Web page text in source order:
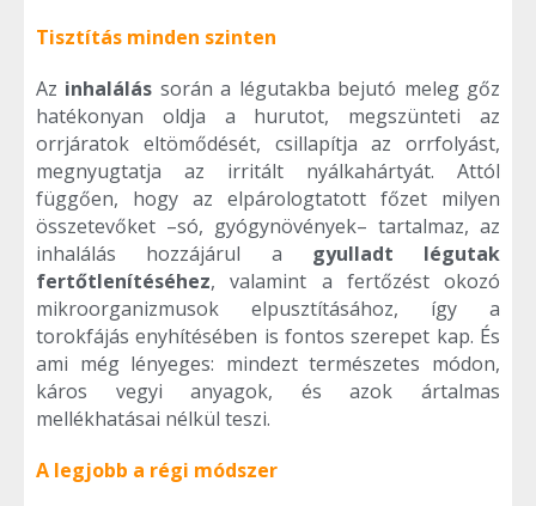
Tisztítás minden szinten
Az inhalálás során a légutakba bejutó meleg gőz
hatékonyan oldja a hurutot, megszünteti az
orrjáratok eltömődését, csillapítja az orrfolyást,
megnyugtatja az irritált nyálkahártyát. Attól
függően, hogy az elpárologtatott főzet milyen
összetevőket –só, gyógynövények– tartalmaz, az
inhalálás hozzájárul a gyulladt légutak
fertőtlenítéséhez, valamint a fertőzést okozó
mikroorganizmusok elpusztításához, így a
torokfájás enyhítésében is fontos szerepet kap. És
ami még lényeges: mindezt természetes módon,
káros vegyi anyagok, és azok ártalmas
mellékhatásai nélkül teszi.
A legjobb a régi módszer